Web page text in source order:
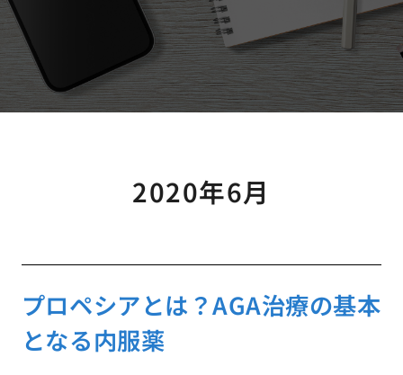
2020年6月
プロペシアとは？AGA治療の基本
となる内服薬